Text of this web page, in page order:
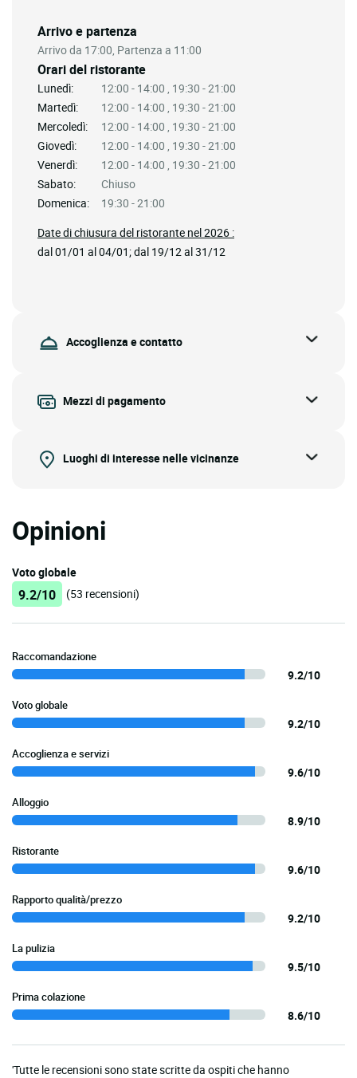
Arrivo e partenza
Arrivo da 17:00, Partenza a 11:00
Orari del ristorante
Lunedì:
12:00 - 14:00 , 19:30 - 21:00
Martedì:
12:00 - 14:00 , 19:30 - 21:00
Mercoledì:
12:00 - 14:00 , 19:30 - 21:00
Giovedì:
12:00 - 14:00 , 19:30 - 21:00
Venerdì:
12:00 - 14:00 , 19:30 - 21:00
Sabato:
Chiuso
Domenica:
19:30 - 21:00
Date di chiusura del ristorante nel 2026 :
dal 01/01 al 04/01; dal 19/12 al 31/12
Accoglienza e contatto
Mezzi di pagamento
Luoghi di interesse nelle vicinanze
Opinioni
Voto globale
9.2/10 (53 recensioni)
Raccomandazione
9.2/10
Voto globale
9.2/10
Accoglienza e servizi
9.6/10
Alloggio
8.9/10
Ristorante
9.6/10
Rapporto qualità/prezzo
9.2/10
La pulizia
9.5/10
Prima colazione
8.6/10
'Tutte le recensioni sono state scritte da ospiti che hanno